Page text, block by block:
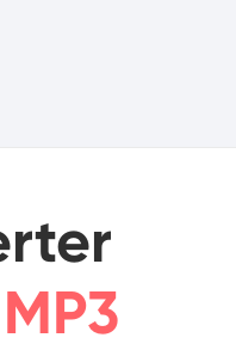
MP3